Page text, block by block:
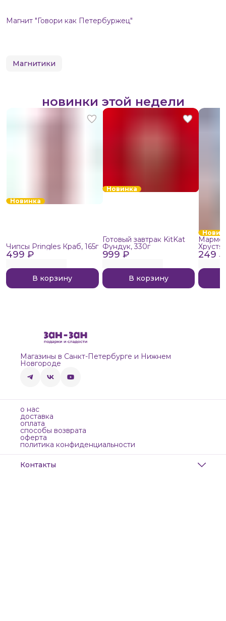
Магнит "Говори как Петербуржец"
Магнитики
новинки этой недели
Новинка
499 ₽
Чипсы Pringles Краб, 165г
В корзину
Новинка
999 ₽
Готовый завтрак KitKat
Фундук, 330г
В корзину
249 ₽
Магазины в Санкт-Петербурге и Нижнем
Новгороде
о нас
доставка
оплата
способы возврата
оферта
политика конфиденциальности
Контакты